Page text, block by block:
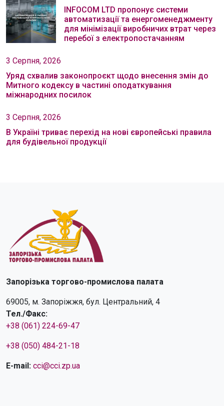
INFOCOM LTD пропонує системи
автоматизації та енергоменеджменту
для мінімізації виробничих втрат через
перебої з електропостачанням
3 Серпня, 2026
Уряд схвалив законопроєкт щодо внесення змін до
Митного кодексу в частині оподаткування
міжнародних посилок
3 Серпня, 2026
В Україні триває перехід на нові європейські правила
для будівельної продукції
Запорізька торгово-промислова палата
69005, м. Запоріжжя, бул. Центральний, 4
Тел./Факс:
+38 (061) 224-69-47
+38 (050) 484-21-18
E-mail: cci@cci.zp.ua